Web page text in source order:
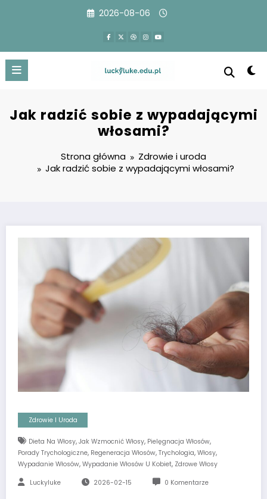
2026-08-06
Jak radzić sobie z wypadającymi
włosami?
Strona główna
Zdrowie i uroda
Jak radzić sobie z wypadającymi włosami?
Zdrowie I Uroda
Dieta Na Włosy, Jak Wzmocnić Włosy, Pielęgnacja Włosów,
Porady Trychologiczne, Regeneracja Włosów, Trychologia, Włosy,
Wypadanie Włosów, Wypadanie Włosów U Kobiet, Zdrowe Włosy
Luckyluke 2026-02-15 0 Komentarze